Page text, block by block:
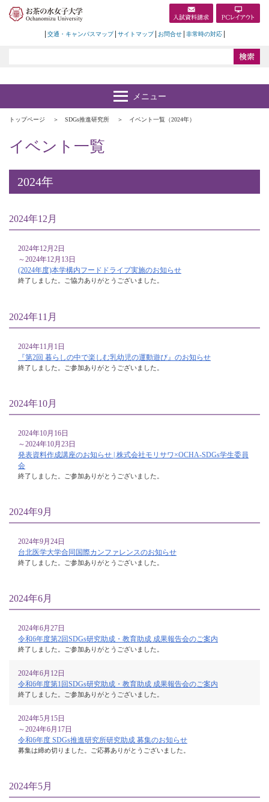
交通・キャンパスマップ サイトマップ お問合せ 非常時の対応
トップページ SDGs推進研究所 イベント一覧（2024年）
イベント一覧
2024年
2024年12月
2024年12月2日
～2024年12月13日
(2024年度)本学構内フードドライブ実施のお知らせ
終了しました。ご協力ありがとうございました。
2024年11月
2024年11月1日
『第2回 暮らしの中で楽しむ乳幼児の運動遊び』のお知らせ
終了しました。ご参加ありがとうございました。
2024年10月
2024年10月16日
～2024年10月23日
発表資料作成講座のお知らせ | 株式会社モリサワ×OCHA-SDGs学生委員
会
終了しました。ご参加ありがとうございました。
2024年9月
2024年9月24日
台北医学大学合同国際カンファレンスのお知らせ
終了しました。ご参加ありがとうございました。
2024年6月
2024年6月27日
令和6年度第2回SDGs研究助成・教育助成 成果報告会のご案内
終了しました。ご参加ありがとうございました。
2024年6月12日
令和6年度第1回SDGs研究助成・教育助成 成果報告会のご案内
終了しました。ご参加ありがとうございました。
2024年5月15日
～2024年6月17日
令和6年度 SDGs推進研究所研究助成 募集のお知らせ
募集は締め切りました。ご応募ありがとうございました。
2024年5月